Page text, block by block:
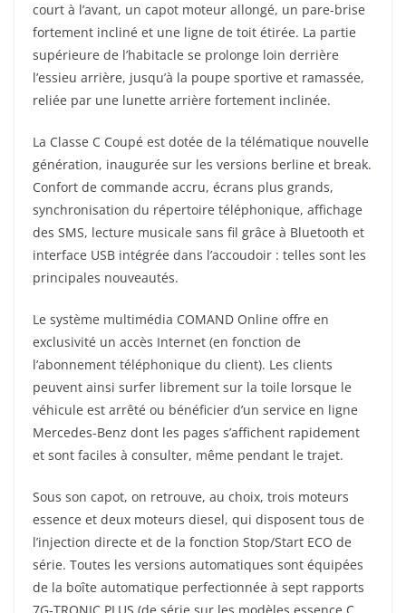
court à l’avant, un capot moteur allongé, un pare-brise
fortement incliné et une ligne de toit étirée. La partie
supérieure de l’habitacle se prolonge loin derrière
l’essieu arrière, jusqu’à la poupe sportive et ramassée,
reliée par une lunette arrière fortement inclinée.
La Classe C Coupé est dotée de la télématique nouvelle
génération, inaugurée sur les versions berline et break.
Confort de commande accru, écrans plus grands,
synchronisation du répertoire téléphonique, affichage
des SMS, lecture musicale sans fil grâce à Bluetooth et
interface USB intégrée dans l’accoudoir : telles sont les
principales nouveautés.
Le système multimédia COMAND Online offre en
exclusivité un accès Internet (en fonction de
l’abonnement téléphonique du client). Les clients
peuvent ainsi surfer librement sur la toile lorsque le
véhicule est arrêté ou bénéficier d’un service en ligne
Mercedes-Benz dont les pages s’affichent rapidement
et sont faciles à consulter, même pendant le trajet.
Sous son capot, on retrouve, au choix, trois moteurs
essence et deux moteurs diesel, qui disposent tous de
l’injection directe et de la fonction Stop/Start ECO de
série. Toutes les versions automatiques sont équipées
de la boîte automatique perfectionnée à sept rapports